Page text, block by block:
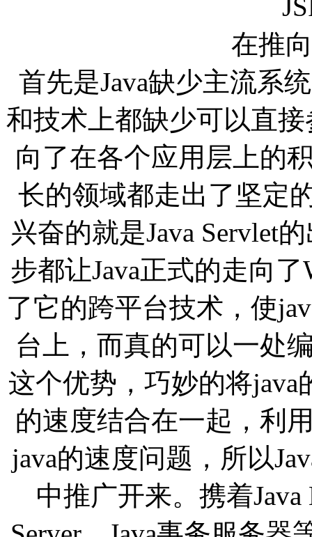
JSP
在推
首先是Java缺少主流系
和技术上都缺少可以直
向了在各个应用层上的
长的领域都走出了坚定
兴奋的就是Java Servlet
步都让Java正式的走向
了它的跨平台技术，使
台上，而真的可以一处
这个优势，巧妙的将java
的速度结合在一起，利
java的速度问题，所以
中推广开来。携着Java